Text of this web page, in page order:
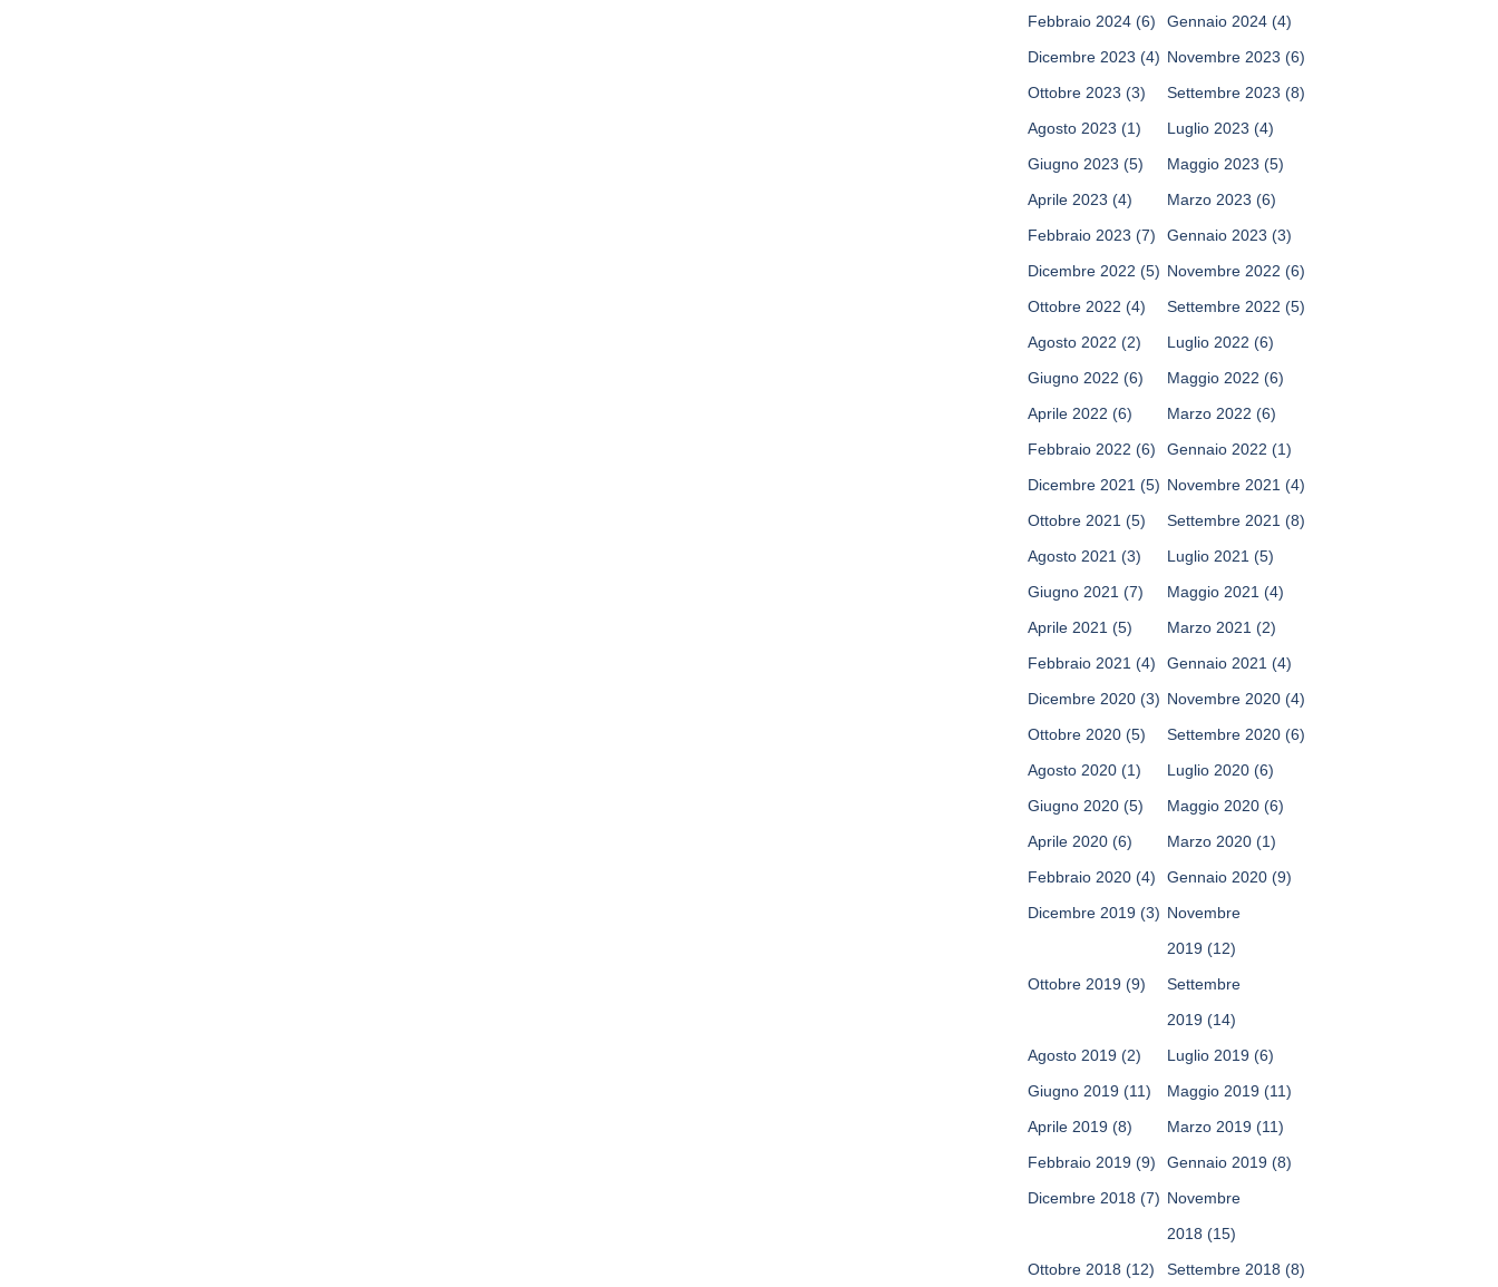
Febbraio 2024 (6) Gennaio 2024 (4)
Dicembre 2023 (4) Novembre 2023 (6)
Ottobre 2023 (3) Settembre 2023 (8)
Agosto 2023 (1) Luglio 2023 (4)
Giugno 2023 (5) Maggio 2023 (5)
Aprile 2023 (4) Marzo 2023 (6)
Febbraio 2023 (7) Gennaio 2023 (3)
Dicembre 2022 (5) Novembre 2022 (6)
Ottobre 2022 (4) Settembre 2022 (5)
Agosto 2022 (2) Luglio 2022 (6)
Giugno 2022 (6) Maggio 2022 (6)
Aprile 2022 (6) Marzo 2022 (6)
Febbraio 2022 (6) Gennaio 2022 (1)
Dicembre 2021 (5) Novembre 2021 (4)
Ottobre 2021 (5) Settembre 2021 (8)
Agosto 2021 (3) Luglio 2021 (5)
Giugno 2021 (7) Maggio 2021 (4)
Aprile 2021 (5) Marzo 2021 (2)
Febbraio 2021 (4) Gennaio 2021 (4)
Dicembre 2020 (3) Novembre 2020 (4)
Ottobre 2020 (5) Settembre 2020 (6)
Agosto 2020 (1) Luglio 2020 (6)
Giugno 2020 (5) Maggio 2020 (6)
Aprile 2020 (6) Marzo 2020 (1)
Febbraio 2020 (4) Gennaio 2020 (9)
Dicembre 2019 (3) Novembre
2019 (12)
Ottobre 2019 (9)
Settembre
2019 (14)
Agosto 2019 (2) Luglio 2019 (6)
Giugno 2019 (11) Maggio 2019 (11)
Aprile 2019 (8) Marzo 2019 (11)
Febbraio 2019 (9) Gennaio 2019 (8)
Dicembre 2018 (7) Novembre
2018 (15)
Ottobre 2018 (12) Settembre 2018 (8)